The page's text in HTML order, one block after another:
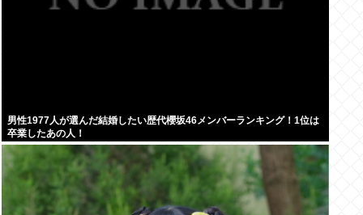
男性1977人が選んだ結婚したい歴代櫻坂46メンバーランキング！1位は
卒業したあの人！